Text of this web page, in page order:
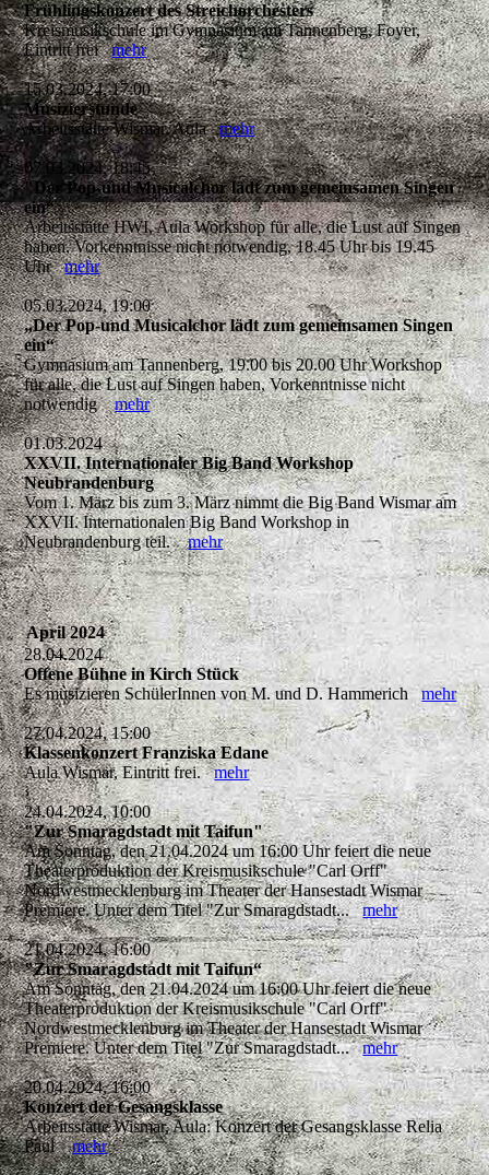
Frühlingskonzert des Streichorchesters
Kreismusikschule im Gymnasium am Tannenberg, Foyer,
Eintritt freimehr
15.03.2024, 17:00
Musizierstunde
Arbeitsstätte Wismar, Aulamehr
07.03.2024, 18:45
"Der Pop-und Musicalchor lädt zum gemeinsamen Singen
ein“
Arbeitsstätte HWI, Aula Workshop für alle, die Lust auf Singen
haben, Vorkenntnisse nicht notwendig, 18.45 Uhr bis 19.45
Uhrmehr
05.03.2024, 19:00
„Der Pop-und Musicalchor lädt zum gemeinsamen Singen
ein“
Gymnasium am Tannenberg, 19.00 bis 20.00 Uhr Workshop
für alle, die Lust auf Singen haben, Vorkenntnisse nicht
notwendigmehr
01.03.2024
XXVII. Internationaler Big Band Workshop
Neubrandenburg
Vom 1. März bis zum 3. März nimmt die Big Band Wismar am
XXVII. Internationalen Big Band Workshop in
Neubrandenburg teil.mehr
April 2024
28.04.2024
Offene Bühne in Kirch Stück
Es musizieren SchülerInnen von M. und D. Hammerichmehr
27.04.2024, 15:00
Klassenkonzert Franziska Edane
Aula Wismar, Eintritt frei.mehr
24.04.2024, 10:00
"Zur Smaragdstadt mit Taifun"
Am Sonntag, den 21.04.2024 um 16:00 Uhr feiert die neue
Theaterproduktion der Kreismusikschule "Carl Orff"
Nordwestmecklenburg im Theater der Hansestadt Wismar
Premiere. Unter dem Titel "Zur Smaragdstadt...mehr
21.04.2024, 16:00
"Zur Smaragdstadt mit Taifun“
Am Sonntag, den 21.04.2024 um 16:00 Uhr feiert die neue
Theaterproduktion der Kreismusikschule "Carl Orff"
Nordwestmecklenburg im Theater der Hansestadt Wismar
Premiere. Unter dem Titel "Zur Smaragdstadt...mehr
20.04.2024, 16:00
Konzert der Gesangsklasse
Arbeitsstätte Wismar, Aula: Konzert der Gesangsklasse Relia
Paulmehr